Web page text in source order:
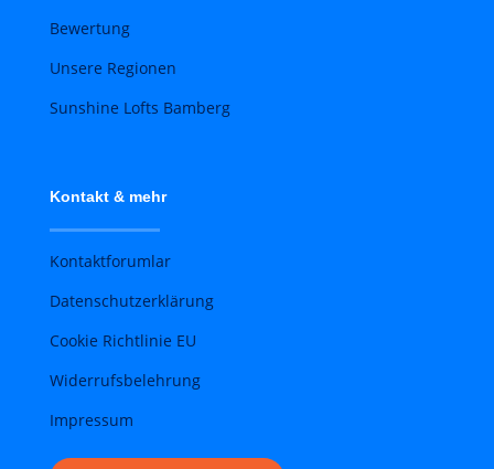
Bewertung
Unsere Regionen
Sunshine Lofts Bamberg
Kontakt & mehr
Kontaktforumlar
Datenschutzerklärung
Cookie Richtlinie EU
Widerrufsbelehrung
Impressum